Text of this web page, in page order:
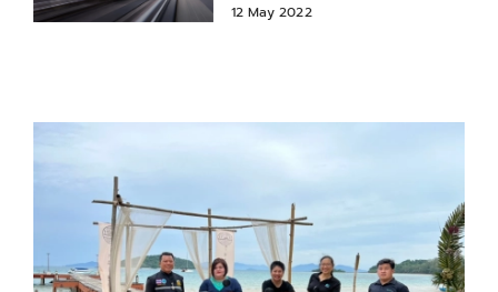
12 May 2022